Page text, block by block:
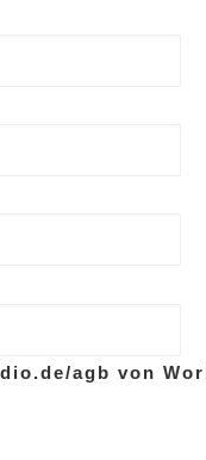
agb von